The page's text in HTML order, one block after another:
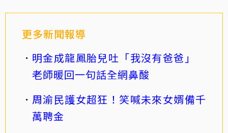
更多新聞報導
明金成龍鳳胎兒吐「我沒有爸爸」
老師暖回一句話全網鼻酸
周渝民護女超狂！笑喊未來女婿備千
萬聘金